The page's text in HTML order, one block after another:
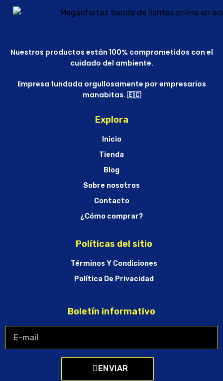
Nuestros productos están 100% comprometidos con el
cuidado del ambiente.
Empresa fundada orgullosamente por empresarios
manabitas. 🇪🇨
Explora
Inicio
Tienda
Blog
Sobre nosotros
Contacto
¿Cómo comprar?
Políticas del sitio
Términos Y Condiciones
Política De Privacidad
Boletín informativo
ENVIAR